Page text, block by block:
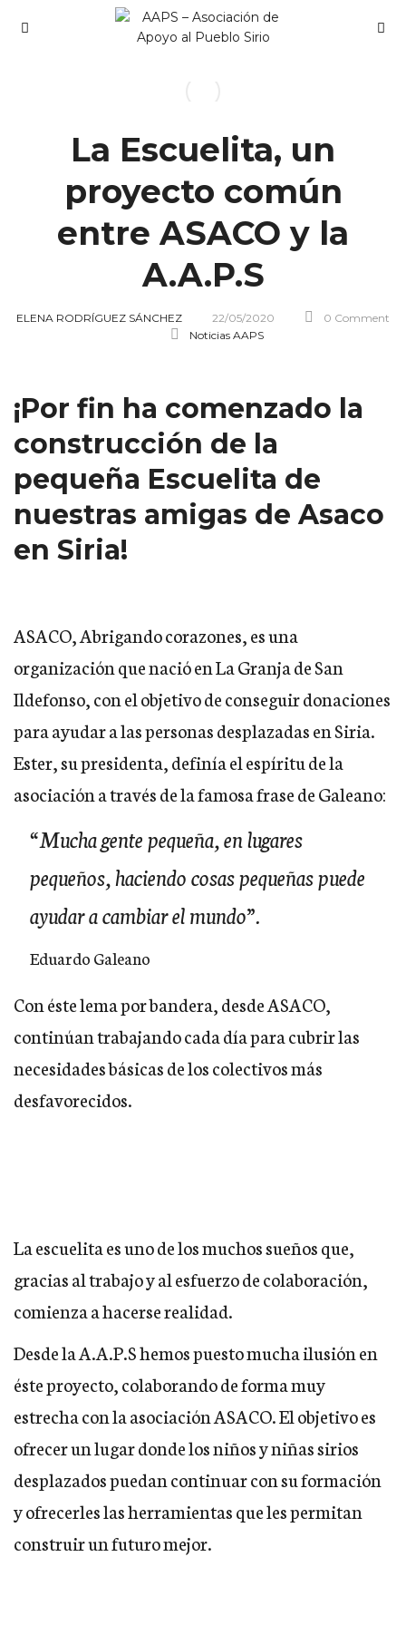
La Escuelita, un
proyecto común
entre ASACO y la
A.A.P.S
ELENA RODRÍGUEZ SÁNCHEZ 22/05/2020
0 Comment
Noticias AAPS
¡Por fin ha comenzado la
construcción de la
pequeña Escuelita de
nuestras amigas de Asaco
en Siria!
ASACO, Abrigando corazones, es una
organización que nació en La Granja de San
Ildefonso, con el objetivo de conseguir donaciones
para ayudar a las personas desplazadas en Siria.
Ester, su presidenta, definía el espíritu de la
asociación a través de la famosa frase de Galeano:
“Mucha gente pequeña, en lugares
pequeños, haciendo cosas pequeñas puede
ayudar a cambiar el mundo”.
Eduardo Galeano
Con éste lema por bandera, desdeASACO
continúan trabajando cada día para cubrir las
necesidades básicas de los colectivos más
desfavorecidos.
La escuelita es uno de los muchos sueños que,
gracias al trabajo y al esfuerzo de colaboración,
comienza a hacerse realidad.
Desde la A.A.P.S hemos puesto mucha ilusión en
éste proyecto, colaborando de forma muy
estrecha con la asociación ASACO. El objetivo es
ofrecer un lugar donde los niños y niñas sirios
desplazados puedan continuar con su formación
y ofrecerles las herramientas que les permitan
construir un futuro mejor.